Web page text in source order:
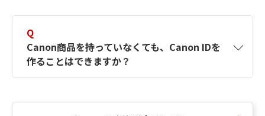
Q
Canon商品を持っていなくても、Canon IDを
作ることはできますか？